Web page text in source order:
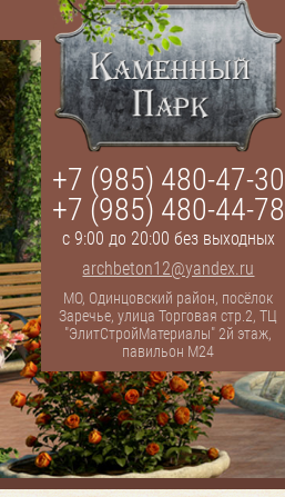
+7 (985) 480-47-30
+7 (985) 480-44-78
с 9:00 до 20:00 без выходных
archbeton12@yandex.ru
МО, Одинцовский район, посёлок
Заречье, улица Торговая стр.2, ТЦ
"ЭлитСтройМатериалы" 2й этаж,
павильон М24